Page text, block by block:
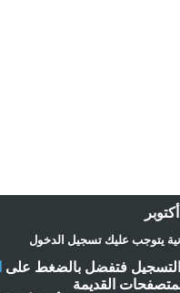
يتوجب عليك تسجيل الدخول
التسجيل فتفضل بالضغط على
القديمة